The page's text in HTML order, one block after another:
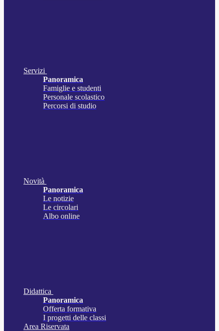
Servizi
Panoramica
Famiglie e studenti
Personale scolastico
Percorsi di studio
Novità
Panoramica
Le notizie
Le circolari
Albo online
Didattica
Panoramica
Offerta formativa
I progetti delle classi
Area Riservata